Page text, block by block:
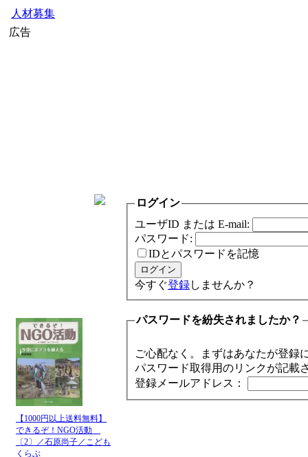
人材募集
広告
【1000円以上送料無料】
できるぞ！NGO活動
〔2〕／石原尚子／こども
くらぶ
ログイン
ユーザID または E-mail:
パスワード:
IDとパスワードを記憶
今すぐ登録しませんか？
パスワードを紛失されましたか？
ご心配なく。まずはあなたが登録
パスワード取得用のリンクが記載
登録メールアドレス：